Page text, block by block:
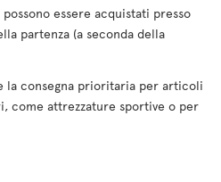
essere acquistati presso
partenza (a seconda della
la consegna prioritaria per articoli
come attrezzature sportive o per